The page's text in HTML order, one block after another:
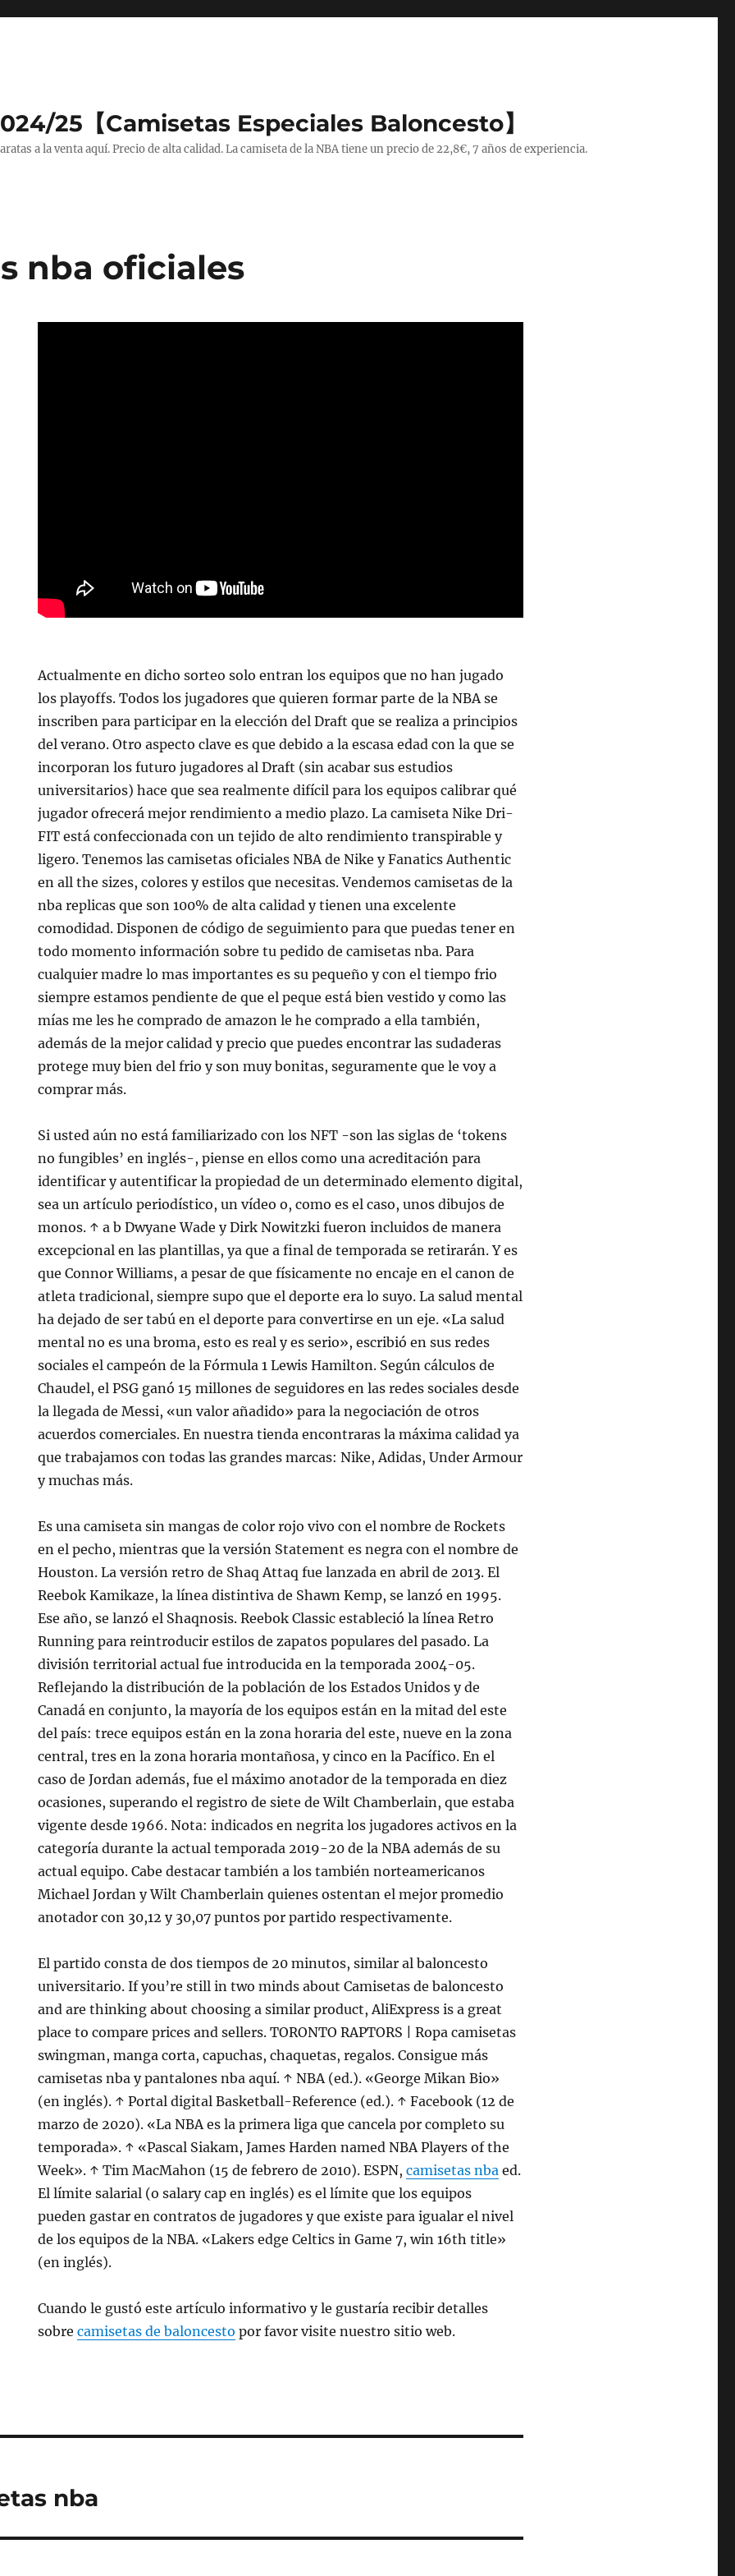
25【Camisetas Especiales Baloncesto】
a la venta aquí. Precio de alta calidad. La camiseta de la NBA tiene un precio de 22,8€, 7 años de experiencia.
nba oficiales
Actualmente en dicho sorteo solo entran los equipos que no han jugado
los playoffs. Todos los jugadores que quieren formar parte de la NBA se
inscriben para participar en la elección del Draft que se realiza a principios
del verano. Otro aspecto clave es que debido a la escasa edad con la que se
incorporan los futuro jugadores al Draft (sin acabar sus estudios
universitarios) hace que sea realmente difícil para los equipos calibrar qué
jugador ofrecerá mejor rendimiento a medio plazo. La camiseta Nike Dri-
FIT está confeccionada con un tejido de alto rendimiento transpirable y
ligero. Tenemos las camisetas oficiales NBA de Nike y Fanatics Authentic
en all the sizes, colores y estilos que necesitas. Vendemos camisetas de la
nba replicas que son 100% de alta calidad y tienen una excelente
comodidad. Disponen de código de seguimiento para que puedas tener en
todo momento información sobre tu pedido de camisetas nba. Para
cualquier madre lo mas importantes es su pequeño y con el tiempo frio
siempre estamos pendiente de que el peque está bien vestido y como las
mías me les he comprado de amazon le he comprado a ella también,
además de la mejor calidad y precio que puedes encontrar las sudaderas
protege muy bien del frio y son muy bonitas, seguramente que le voy a
comprar más.
Si usted aún no está familiarizado con los NFT -son las siglas de ‘tokens
no fungibles’ en inglés-, piense en ellos como una acreditación para
identificar y autentificar la propiedad de un determinado elemento digital,
sea un artículo periodístico, un vídeo o, como es el caso, unos dibujos de
monos. ↑ a b Dwyane Wade y Dirk Nowitzki fueron incluidos de manera
excepcional en las plantillas, ya que a final de temporada se retirarán. Y es
que Connor Williams, a pesar de que físicamente no encaje en el canon de
atleta tradicional, siempre supo que el deporte era lo suyo. La salud mental
ha dejado de ser tabú en el deporte para convertirse en un eje. «La salud
mental no es una broma, esto es real y es serio», escribió en sus redes
sociales el campeón de la Fórmula 1 Lewis Hamilton. Según cálculos de
Chaudel, el PSG ganó 15 millones de seguidores en las redes sociales desde
la llegada de Messi, «un valor añadido» para la negociación de otros
acuerdos comerciales. En nuestra tienda encontraras la máxima calidad ya
que trabajamos con todas las grandes marcas: Nike, Adidas, Under Armour
y muchas más.
Es una camiseta sin mangas de color rojo vivo con el nombre de Rockets
en el pecho, mientras que la versión Statement es negra con el nombre de
Houston. La versión retro de Shaq Attaq fue lanzada en abril de 2013. El
Reebok Kamikaze, la línea distintiva de Shawn Kemp, se lanzó en 1995.
Ese año, se lanzó el Shaqnosis. Reebok Classic estableció la línea Retro
Running para reintroducir estilos de zapatos populares del pasado. La
división territorial actual fue introducida en la temporada 2004-05.
Reflejando la distribución de la población de los Estados Unidos y de
Canadá en conjunto, la mayoría de los equipos están en la mitad del este
del país: trece equipos están en la zona horaria del este, nueve en la zona
central, tres en la zona horaria montañosa, y cinco en la Pacífico. En el
caso de Jordan además, fue el máximo anotador de la temporada en diez
ocasiones, superando el registro de siete de Wilt Chamberlain, que estaba
vigente desde 1966. Nota: indicados en negrita los jugadores activos en la
categoría durante la actual temporada 2019-20 de la NBA además de su
actual equipo. Cabe destacar también a los también norteamericanos
Michael Jordan y Wilt Chamberlain quienes ostentan el mejor promedio
anotador con 30,12 y 30,07 puntos por partido respectivamente.
El partido consta de dos tiempos de 20 minutos, similar al baloncesto
universitario. If you’re still in two minds about Camisetas de baloncesto
and are thinking about choosing a similar product, AliExpress is a great
place to compare prices and sellers. TORONTO RAPTORS | Ropa camisetas
swingman, manga corta, capuchas, chaquetas, regalos. Consigue más
camisetas nba y pantalones nba aquí. ↑ NBA (ed.). «George Mikan Bio»
(en inglés). ↑ Portal digital Basketball-Reference (ed.). ↑ Facebook (12 de
marzo de 2020). «La NBA es la primera liga que cancela por completo su
temporada». ↑ «Pascal Siakam, James Harden named NBA Players of the
Week». ↑ Tim MacMahon (15 de febrero de 2010). ESPN,camisetas nba ed.
El límite salarial (o salary cap en inglés) es el límite que los equipos
pueden gastar en contratos de jugadores y que existe para igualar el nivel
de los equipos de la NBA. «Lakers edge Celtics in Game 7, win 16th title»
(en inglés).
Cuando le gustó este artículo informativo y le gustaría recibir detalles
sobrecamisetas de baloncesto por favor visite nuestro sitio web.
nba